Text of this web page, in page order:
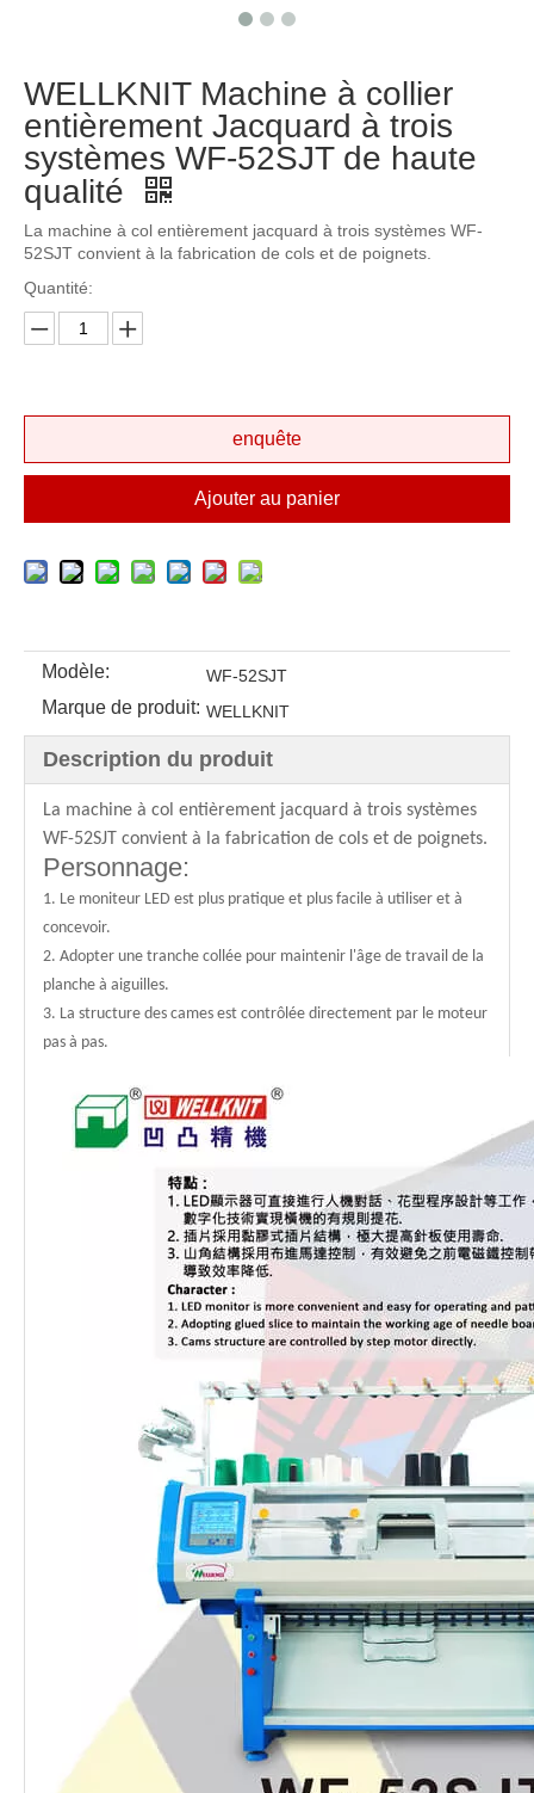
WELLKNIT Machine à collier
entièrement Jacquard à trois
systèmes WF-52SJT de haute
qualité
La machine à col entièrement jacquard à trois systèmes WF-
52SJT convient à la fabrication de cols et de poignets.
Quantité:
enquête
Ajouter au panier
Modèle: WF-52SJT
Marque de produit: WELLKNIT
Description du produit
La machine à col entièrement jacquard à trois systèmes
WF-52SJT convient à la fabrication de cols et de poignets.
Personnage:
1. Le moniteur LED est plus pratique et plus facile à utiliser et à
concevoir.
2. Adopter une tranche collée pour maintenir l'âge de travail de la
planche à aiguilles.
3. La structure des cames est contrôlée directement par le moteur
pas à pas.